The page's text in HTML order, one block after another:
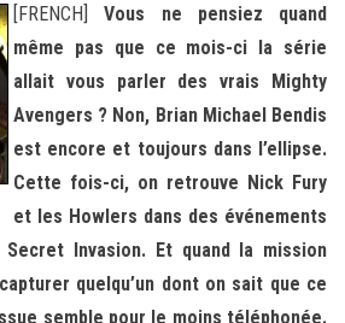
[FRENCH]Vous ne pensiez quand
même pas que ce mois-ci la série
allait vous parler des vrais Mighty
Avengers ? Non, Brian Michael Bendis
est encore et toujours dans l’ellipse.
Cette fois-ci, on retrouve Nick Fury
et les Howlers dans des événements
Invasion. Et quand la mission
quelqu’un dont on sait que ce
semble pour le moins téléphonée.